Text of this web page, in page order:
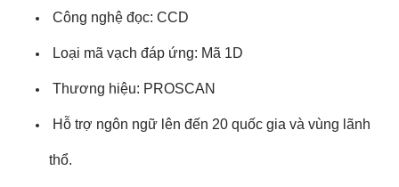
Công nghệ đọc: CCD
Loại mã vạch đáp ứng: Mã 1D
Thương hiệu: PROSCAN
Hỗ trợ ngôn ngữ lên đến 20 quốc gia và vùng lãnh
thổ.